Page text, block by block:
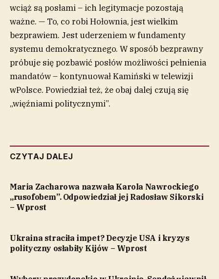
wciąż są posłami – ich legitymacje pozostają
ważne. — To, co robi Hołownia, jest wielkim
bezprawiem. Jest uderzeniem w fundamenty
systemu demokratycznego. W sposób bezprawny
próbuje się pozbawić posłów możliwości pełnienia
mandatów – kontynuował Kamiński w telewizji
wPolsce. Powiedział też, że obaj dalej czują się
„więźniami politycznymi”.
CZYTAJ DALEJ
Maria Zacharowa nazwała Karola Nawrockiego
„rusofobem”. Odpowiedział jej Radosław Sikorski
– Wprost
Ukraina straciła impet? Decyzje USA i kryzys
polityczny osłabiły Kijów – Wprost